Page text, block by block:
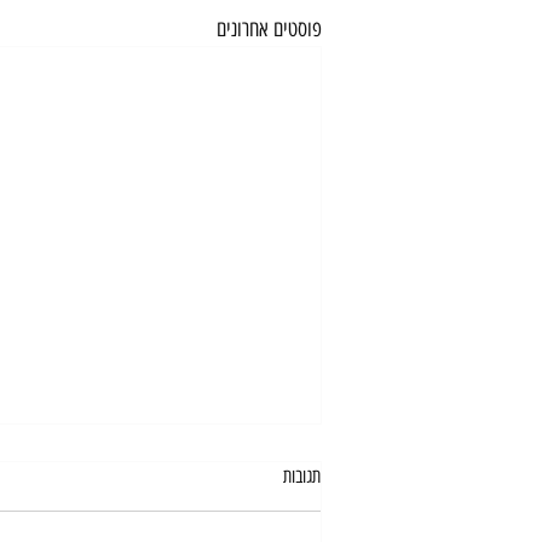
פוסטים אחרונים
תגובות